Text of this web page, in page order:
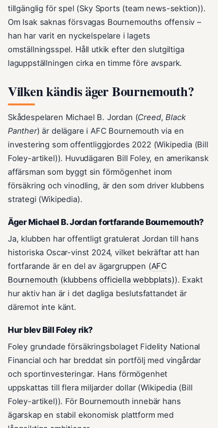
tillgänglig för spel (Sky Sports (team news-sektion)).
Om Isak saknas försvagas Bournemouths offensiv –
han har varit en nyckelspelare i lagets
omställningsspel. Håll utkik efter den slutgiltiga
laguppställningen cirka en timme före avspark.
Vilken kändis äger Bournemouth?
Skådespelaren Michael B. Jordan (Creed, Black
Panther) är delägare i AFC Bournemouth via en
investering som offentliggjordes 2022 (Wikipedia (Bill
Foley-artikel)). Huvudägaren Bill Foley, en amerikansk
affärsman som byggt sin förmögenhet inom
försäkring och vinodling, är den som driver klubbens
strategi (Wikipedia).
Äger Michael B. Jordan fortfarande Bournemouth?
Ja, klubben har offentligt gratulerat Jordan till hans
historiska Oscar-vinst 2024, vilket bekräftar att han
fortfarande är en del av ägargruppen (AFC
Bournemouth (klubbens officiella webbplats)). Exakt
hur aktiv han är i det dagliga beslutsfattandet är
däremot inte känt.
Hur blev Bill Foley rik?
Foley grundade försäkringsbolaget Fidelity National
Financial och har breddat sin portfölj med vingårdar
och sportinvesteringar. Hans förmögenhet
uppskattas till flera miljarder dollar (Wikipedia (Bill
Foley-artikel)). För Bournemouth innebär hans
ägarskap en stabil ekonomisk plattform med